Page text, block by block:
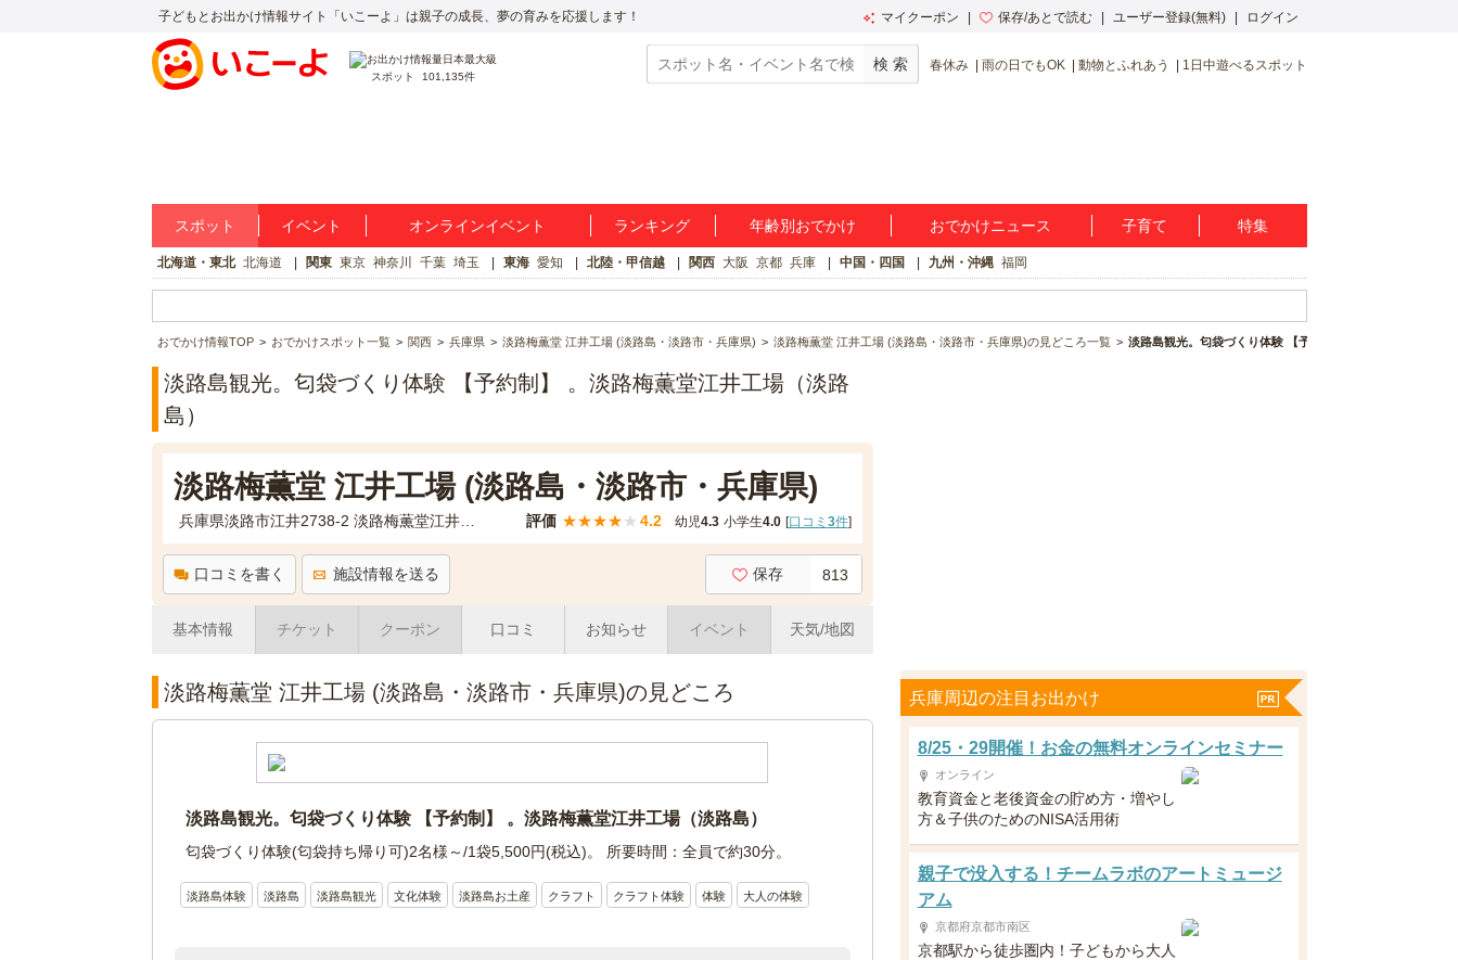
子どもとお出かけ情報サイト「いこーよ」は親子の成長、夢の育みを応援します！ マイクーポン 保存/あとで読む ユーザー登録(無料) ログイン
スポット 101,135件
春休み 雨の日でもOK 動物とふれあう 1日中遊べるスポット
スポット イベント オンラインイベント ランキング 年齢別おでかけ おでかけニュース 子育て 特集
北海道・東北 北海道 関東 東京 神奈川 千葉 埼玉 東海 愛知 北陸・甲信越 関西 大阪 京都 兵庫 中国・四国 九州・沖縄 福岡
おでかけ情報TOP おでかけスポット一覧 関西 兵庫県 淡路梅薫堂 江井工場 (淡路島・淡路市・兵庫県) 淡路梅薫堂 江井工場 (淡路島・淡路市・兵庫県)の見どころ一覧 淡路島観光。匂袋づくり体験 【予約制】 。淡路梅薫堂江井
淡路島観光。匂袋づくり体験 【予約制】 。淡路梅薫堂江井工場（淡路
島）
淡路梅薫堂 江井工場 (淡路島・淡路市・兵庫県)
兵庫県淡路市江井2738-2 淡路梅薫堂江井工場 評価 ★★★★★ 4.2 幼児4.3 小学生4.0 [口コミ 3件]
口コミを書く 施設情報を送る 保存 813
基本情報 チケット クーポン 口コミ お知らせ イベント 天気/地図
淡路梅薫堂 江井工場 (淡路島・淡路市・兵庫県)の見どころ
淡路島観光。匂袋づくり体験 【予約制】 。淡路梅薫堂江井工場（淡路島）
匂袋づくり体験(匂袋持ち帰り可)2名様～/1袋5,500円(税込)。 所要時間：全員で約30分。
淡路島体験 淡路島 淡路島観光 文化体験 淡路島お土産 クラフト クラフト体験 体験 大人の体験
兵庫周辺の注目お出かけ
8/25・29開催！お金の無料オンラインセミナー
オンライン
教育資金と老後資金の貯め方・増やし
方＆子供のためのNISA活用術
親子で没入する！チームラボのアートミュージ
アム
京都府京都市南区
京都駅から徒歩圏内！子どもから大人